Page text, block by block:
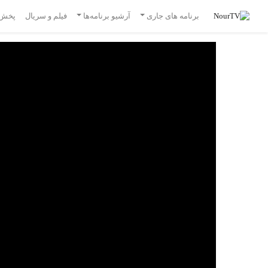
برنامه های جاری آرشیو برنامه‌ها فیلم و سریال پخش